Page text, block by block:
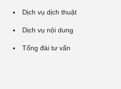
Dịch vụ dịch thuật
Dịch vụ nội dung
Tổng đài tư vấn